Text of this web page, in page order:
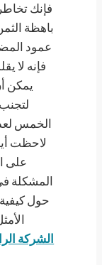
فإنك
باهظة
عمود
فإنه لا
يمكن
الخمس
لاحظت
على
المشكلة
حول
الشركة